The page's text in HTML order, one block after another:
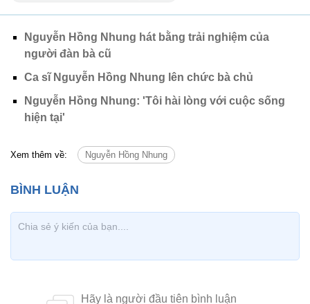
Nguyễn Hồng Nhung hát bằng trải nghiệm của
người đàn bà cũ
Ca sĩ Nguyễn Hồng Nhung lên chức bà chủ
Nguyễn Hồng Nhung: 'Tôi hài lòng với cuộc sống
hiện tại'
Xem thêm về: Nguyễn Hồng Nhung